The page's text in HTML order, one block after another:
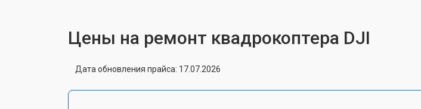
Цены на ремонт квадрокоптера DJI
Дата обновления прайса: 17.07.2026